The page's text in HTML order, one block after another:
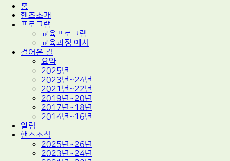
Skip
content
홈
핸즈소개
프로그램
교육프로그램
교육과정 예시
걸어온 길
요약
2025년
2023년~24년
2021년~22년
2019년~20년
2017년~18년
2014년~16년
알림
핸즈소식
2025년~26년
2023년~24년